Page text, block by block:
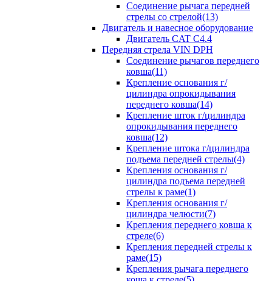
Соединение рычага передней
стрелы со стрелой(13)
Двигатель и навесное оборудование
Двигатель CAT C4.4
Передняя стрела VIN DPH
Cоединение рычагов переднего
ковша(11)
Крепление основания г/
цилиндра опрокидывания
переднего ковша(14)
Крепление шток г/цилиндра
опрокидывания переднего
ковша(12)
Крепление штока г/цилиндра
подъема передней стрелы(4)
Крепления основания г/
цилиндра подъема передней
стрелы к раме(1)
Крепления основания г/
цилиндра челюсти(7)
Крепления переднего ковша к
стреле(6)
Крепления передней стрелы к
раме(15)
Крепления рычага переднего